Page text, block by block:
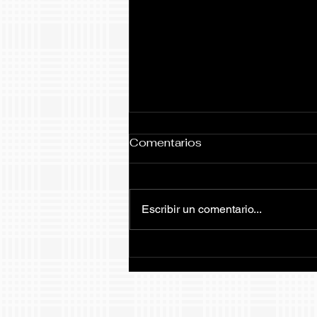
progreso de nuestros
Comentarios
Escribir un comentario...